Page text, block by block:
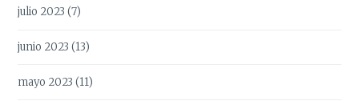
julio 2023 (7)
junio 2023 (13)
mayo 2023 (11)